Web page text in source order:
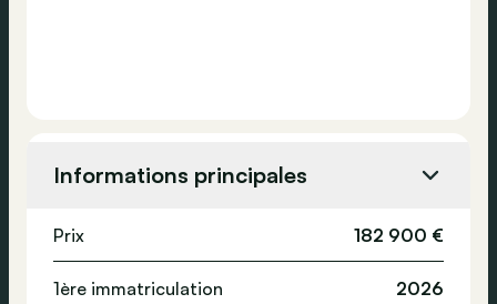
Informations principales
Prix 182 900 €
1ère immatriculation 2026